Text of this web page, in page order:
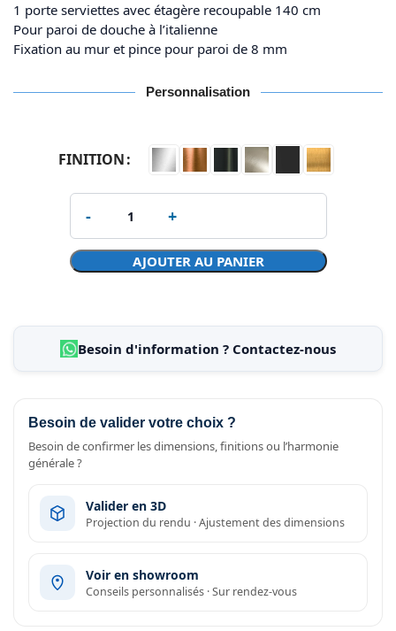
1 porte serviettes avec étagère recoupable 140 cm
Pour paroi de douche à l’italienne
Fixation au mur et pince pour paroi de 8 mm
Personnalisation
FINITION
AJOUTER AU PANIER
Besoin d'information ? Contactez-nous
Besoin de valider votre choix ?
Besoin de confirmer les dimensions, finitions ou l’harmonie
générale ?
Valider en 3D
Projection du rendu · Ajustement des dimensions
Voir en showroom
Conseils personnalisés · Sur rendez-vous